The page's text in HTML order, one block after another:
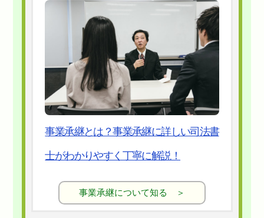
事業承継とは？事業承継に詳しい司法書
士がわかりやすく丁寧に解説！
事業承継について知る ＞